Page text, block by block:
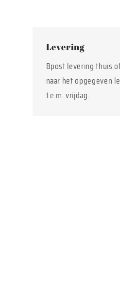
Levering
Bpost levering thuis
naar het opgegeven
t.e.m. vrijdag.